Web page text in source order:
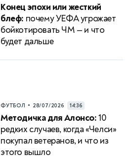
Конец эпохи или жесткий
блеф: почему УЕФА угрожает
бойкотировать ЧМ — и что
будет дальше
ФУТБОЛ • 28/07/2026 14:36
Методичка для Алонсо:10
редких случаев, когда «Челси»
покупал ветеранов, и что из
этого вышло